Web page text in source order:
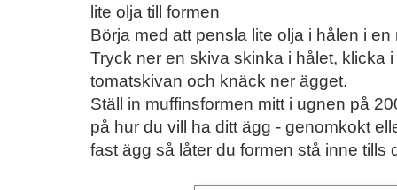
lite olja till formen
Börja med att pensla lite olja i hålen i en
Tryck ner en skiva skinka i hålet, klicka
tomatskivan och knäck ner ägget.
Ställ in muffinsformen mitt i ugnen på
på hur du vill ha ditt ägg - genomkokt
fast ägg så låter du formen stå inne tills